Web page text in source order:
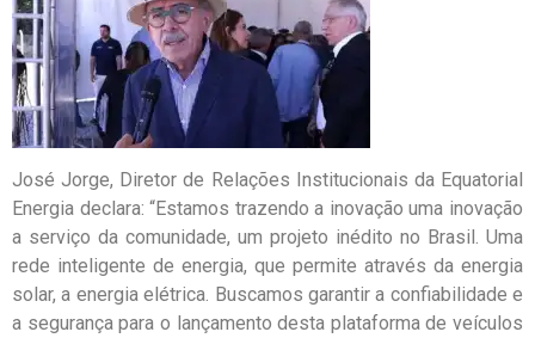
José Jorge, Diretor de Relações Institucionais da Equatorial
Energia declara: “Estamos trazendo a inovação uma inovação
a serviço da comunidade, um projeto inédito no Brasil. Uma
rede inteligente de energia, que permite através da energia
solar, a energia elétrica. Buscamos garantir a confiabilidade e
a segurança para o lançamento desta plataforma de veículos